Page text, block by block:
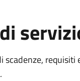
scadenze,